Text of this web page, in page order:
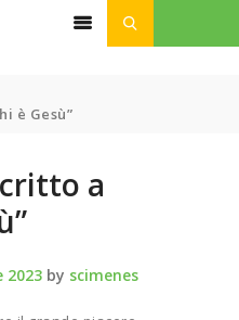
è Gesù”
a
2023 by scimenes